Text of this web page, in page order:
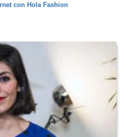
con Hola Fashion